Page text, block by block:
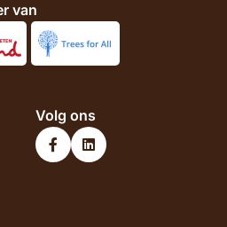
van
Volg ons